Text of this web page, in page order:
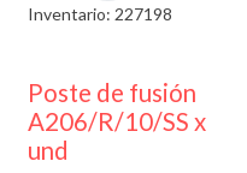
Inventario: 227198
Poste de fusión
A206/R/10/SS x
und